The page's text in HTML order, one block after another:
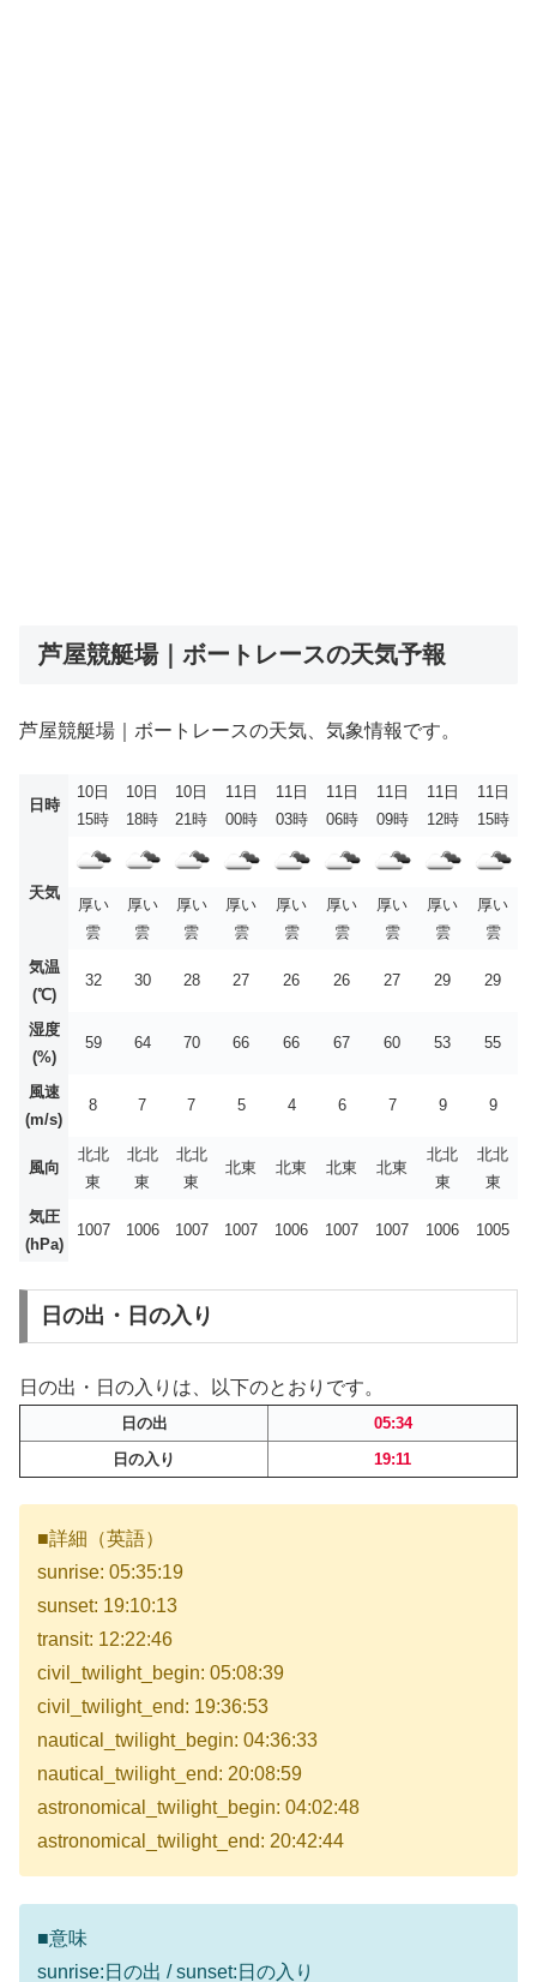
芦屋競艇場｜ボートレースの天気予報
芦屋競艇場｜ボートレースの天気、気象情報です。
日時
10日
15時
10日
18時
10日
21時
11日
00時
11日
03時
11日
06時
11日
09時
11日
12時
11日
15時
天気
厚い
雲
厚い
雲
厚い
雲
厚い
雲
厚い
雲
厚い
雲
厚い
雲
厚い
雲
厚い
雲
気温
(℃)
32 30 28 27 26 26 27 29 29
湿度
(%)
59 64 70 66 66 67 60 53 55
風速
(m/s)
8 7 7 5 4 6 7 9 9
風向
北北
東
北北
東
北北
東
北東 北東 北東 北東
北北
東
北北
東
気圧
(hPa)
1007 1006 1007 1007 1006 1007 1007 1006 1005
日の出・日の入り
日の出・日の入りは、以下のとおりです。
日の出
05:34
日の入り
19:11
■詳細（英語）
sunrise: 05:35:19
sunset: 19:10:13
transit: 12:22:46
civil_twilight_begin: 05:08:39
civil_twilight_end: 19:36:53
nautical_twilight_begin: 04:36:33
nautical_twilight_end: 20:08:59
astronomical_twilight_begin: 04:02:48
astronomical_twilight_end: 20:42:44
■意味
sunrise:日の出 / sunset:日の入り